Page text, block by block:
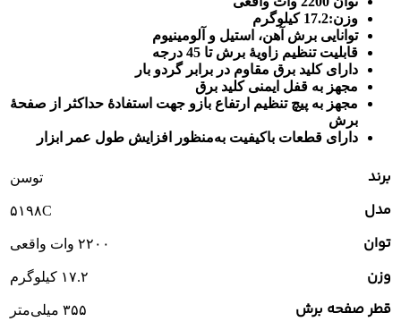
وزن:17.2 کیلوگرم
توانایی برش آهن، استیل و آلومینیوم
قابلیت تنظیم زاویۀ برش تا 45 درجه
دارای کلید برق مقاوم در برابر گردو بار
مجهز به قفل ایمنی کلید برق
مجهز به پیچ تنظیم ارتفاع بازو جهت استفادۀ حداکثر از صفحۀ
برش
دارای قطعات باکیفیت به‌منظور افزایش طول عمر ابزار
برند توسن
مدل ۵۱۹۸C
توان ۲۲۰۰ وات واقعی
وزن ۱۷.۲ کیلوگرم
قطر صفحه برش ۳۵۵ میلی‌متر